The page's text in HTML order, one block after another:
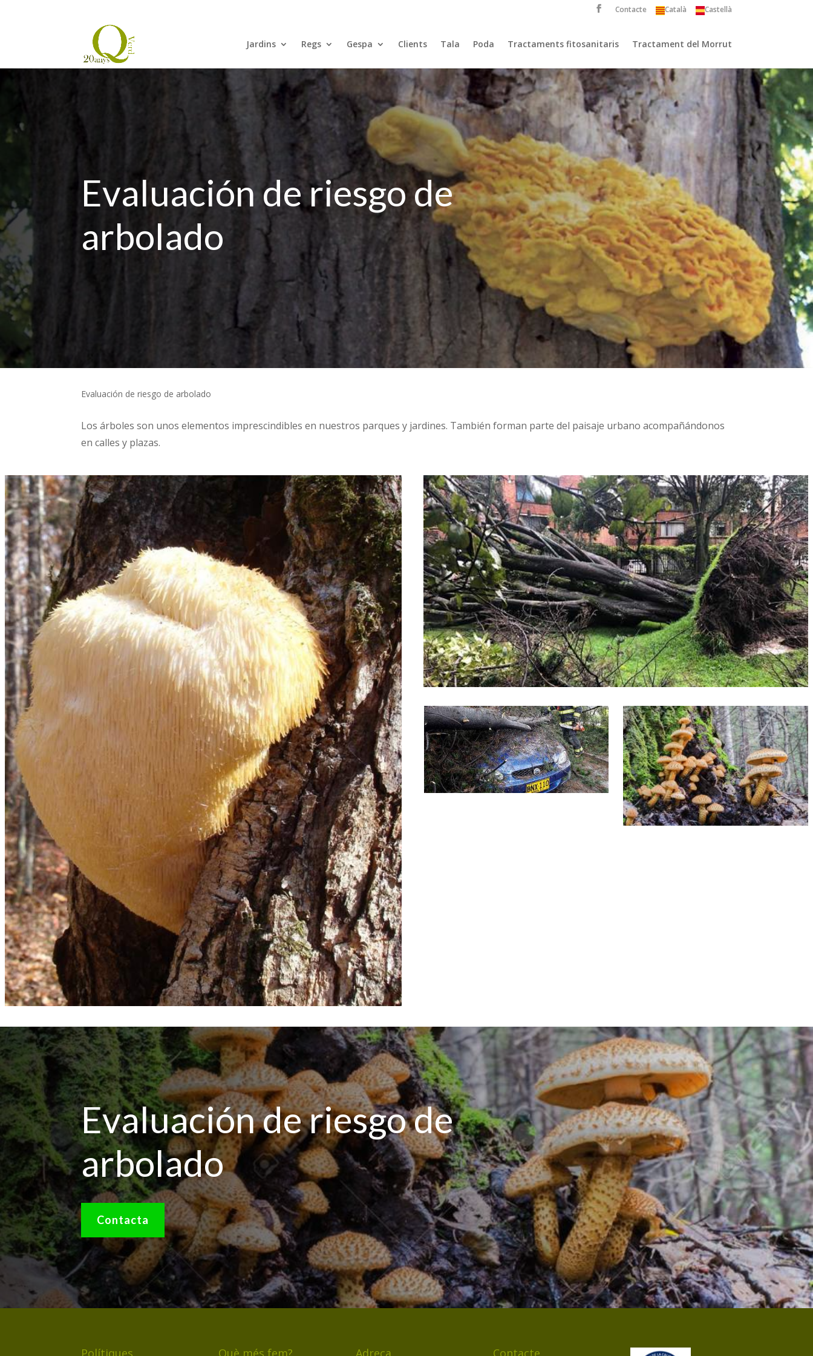
Contacte Català Castellà
Jardins Regs Gespa Clients Tala Poda Tractaments fitosanitaris Tractament del Morrut
Evaluación de riesgo de
arbolado
Evaluación de riesgo de arbolado
Los árboles son unos elementos imprescindibles en nuestros parques y jardines. También forman parte del paisaje urbano acompañándonos
en calles y plazas.
Evaluación de riesgo de
arbolado
Contacta
Polítiques Què més fem? Adreça Contacte